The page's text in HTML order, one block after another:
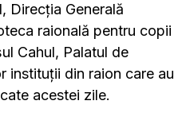
Direcția Generală
raională pentru copii
Cahul, Palatul de
instituții din raion care au
acestei zile.